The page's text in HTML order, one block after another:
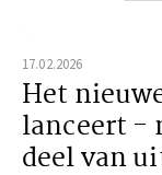
17.02.2026
Het
lanceert -
deel van